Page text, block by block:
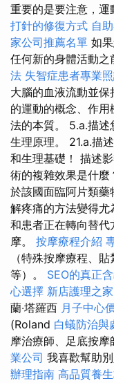
重要的是要注意，運
打針的修復方式 自
家公司推薦名單 如
任何新的身體活動之
法 失智症患者專業
大腦的血液流動並
的運動的概念、作
法的本質。 5.a.描述
生理原理。 21.a.描
和生理基礎！ 描述
術的複雜效果是什
於該國面臨阿片類
解疼痛的方法變得尤
和患者正在轉向替
摩。 按摩療程介紹
（特殊按摩療程、
等）。 SEO的真正
心選擇 新店護理之
蘭‧塔羅西 月子中心
(Roland 白蟻防治與
摩治療師、足底按摩
業公司 我喜歡幫助
辦理指南 高品質養